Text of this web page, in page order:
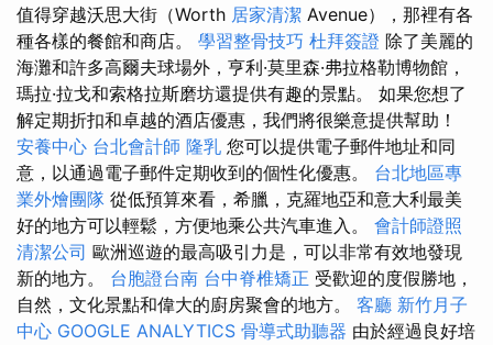
值得穿越沃思大街（Worth 居家清潔 Avenue），那裡有各
種各樣的餐館和商店。 學習整骨技巧 杜拜簽證 除了美麗的
海灘和許多高爾夫球場外，亨利·莫里森·弗拉格勒博物館，
瑪拉·拉戈和索格拉斯磨坊還提供有趣的景點。 如果您想了
解定期折扣和卓越的酒店優惠，我們將很樂意提供幫助！
安養中心 台北會計師 隆乳 您可以提供電子郵件地址和同
意，以通過電子郵件定期收到的個性化優惠。 台北地區專
業外燴團隊 從低預算來看，希臘，克羅地亞和意大利最美
好的地方可以輕鬆，方便地乘公共汽車進入。 會計師證照
清潔公司 歐洲巡遊的最高吸引力是，可以非常有效地發現
新的地方。 台胞證台南 台中脊椎矯正 受歡迎的度假勝地，
自然，文化景點和偉大的廚房聚會的地方。 客廳 新竹月子
中心 GOOGLE ANALYTICS 骨導式助聽器 由於經過良好培